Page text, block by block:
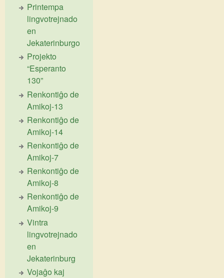
Printempa
lingvotrejnado
en
Jekaterinburgo
Projekto
“Esperanto
130”
Renkontiĝo de
Amikoj-13
Renkontiĝo de
Amikoj-14
Renkontiĝo de
Amikoj-7
Renkontiĝo de
Amikoj-8
Renkontiĝo de
Amikoj-9
Vintra
lingvotrejnado
en
Jekaterinburg
Vojaĝo kaj